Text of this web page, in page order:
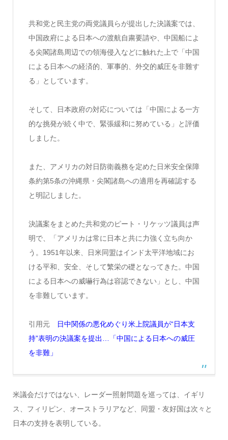
共和党と民主党の両党議員らが提出した決議案では、
中国政府による日本への渡航自粛要請や、中国船によ
る尖閣諸島周辺での領海侵入などに触れた上で「中国
による日本への経済的、軍事的、外交的威圧を非難す
る」としています。
そして、日本政府の対応については「中国による一方
的な挑発が続く中で、緊張緩和に努めている」と評価
しました。
また、アメリカの対日防衛義務を定めた日米安全保障
条約第5条の沖縄県・尖閣諸島への適用を再確認する
と明記しました。
決議案をまとめた共和党のピート・リケッツ議員は声
明で、「アメリカは常に日本と共に力強く立ち向か
う。1951年以来、日米同盟はインド太平洋地域にお
ける平和、安全、そして繁栄の礎となってきた。中国
による日本への威嚇行為は容認できない」とし、中国
を非難しています。
引用元
日中関係の悪化めぐり米上院議員が“日本支
持”表明の決議案を提出…「中国による日本への威圧
を非難」
米議会だけではない、レーダー照射問題を巡っては、イギリ
ス、フィリピン、オーストラリアなど、同盟・友好国は次々と
日本の支持を表明している。